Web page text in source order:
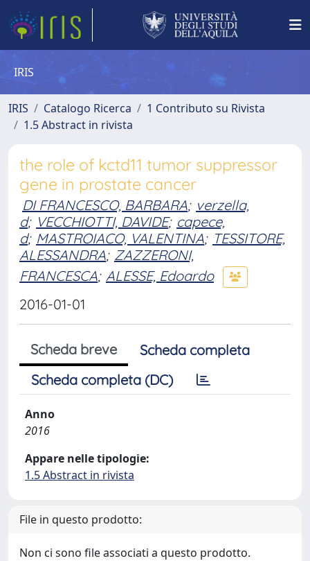
IRIS
IRIS Catalogo Ricerca
1 Contributo su Rivista
1.5 Abstract in rivista
the role of kctd11 tumor suppressor
gene in prostate cancer
DI FRANCESCO, BARBARA; verzella,
d; VECCHIOTTI, DAVIDE; capece,
d; MASTROIACO, VALENTINA; TESSITORE,
ALESSANDRA; ZAZZERONI,
FRANCESCA; ALESSE, Edoardo
2016-01-01
Scheda breve
Scheda completa
Scheda completa (DC)
Anno
2016
Appare nelle tipologie:
1.5 Abstract in rivista
File in questo prodotto:
Non ci sono file associati a questo prodotto.